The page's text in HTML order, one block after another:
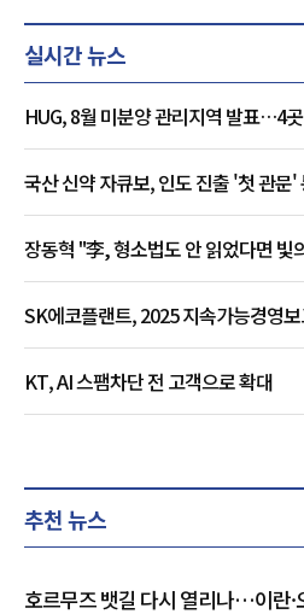
실시간 뉴스
HUG, 8월 미분양 관리지역 발표…4
국산 신약 자큐보, 인도 진출 '첫 관문'
장동혁 "李, 형소법도 안 읽었다면 빛
SK에코플랜트, 2025 지속가능경영
KT, AI 스팸차단 전 고객으로 확대
추천 뉴스
호르무즈 뱃길 다시 열리나…이란·